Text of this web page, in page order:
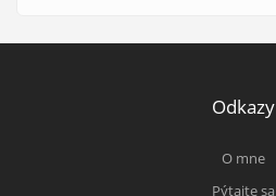
Odkazy
O mne
Pýtajte sa